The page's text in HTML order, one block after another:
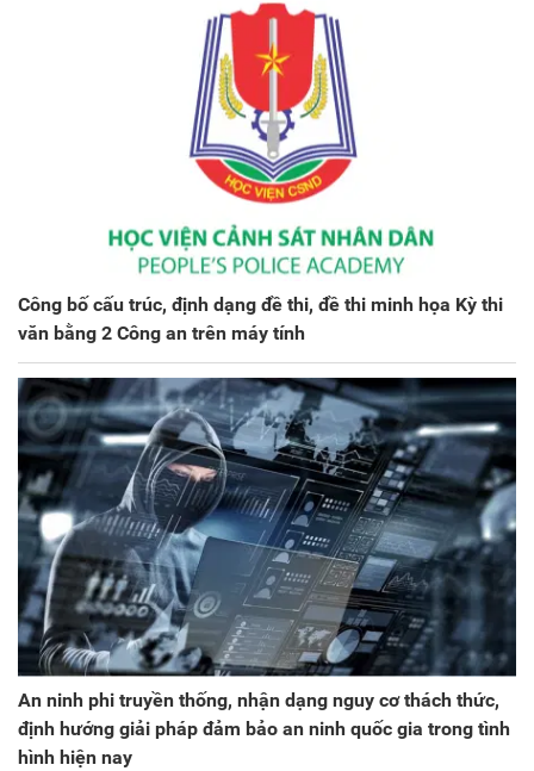
Công bố cấu trúc, định dạng đề thi, đề thi minh họa Kỳ thi
văn bằng 2 Công an trên máy tính
An ninh phi truyền thống, nhận dạng nguy cơ thách thức,
định hướng giải pháp đảm bảo an ninh quốc gia trong tình
hình hiện nay